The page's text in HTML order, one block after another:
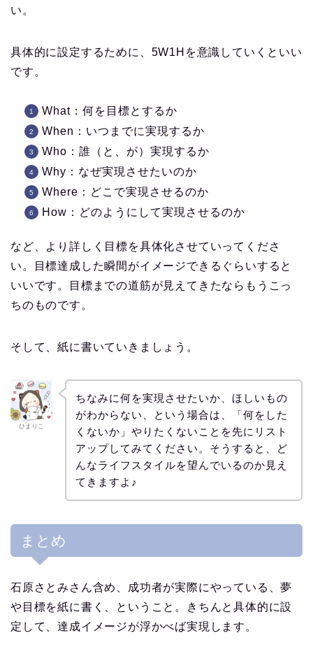
い。
具体的に設定するために、5W1Hを意識していくといい
です。
What：何を目標とするか
When：いつまでに実現するか
Who：誰（と、が）実現するか
Why：なぜ実現させたいのか
Where：どこで実現させるのか
How：どのようにして実現させるのか
など、より詳しく目標を具体化させていってくださ
い。目標達成した瞬間がイメージできるぐらいすると
いいです。目標までの道筋が見えてきたならもうこっ
ちのものです。
そして、紙に書いていきましょう。
ひまりこ
ちなみに何を実現させたいか、ほしいもの
がわからない、という場合は、「何をした
くないか」やりたくないことを先にリスト
アップしてみてください。そうすると、ど
んなライフスタイルを望んでいるのか見え
てきますよ♪
まとめ
石原さとみさん含め、成功者が実際にやっている、夢
や目標を紙に書く、ということ。きちんと具体的に設
定して、達成イメージが浮かべば実現します。